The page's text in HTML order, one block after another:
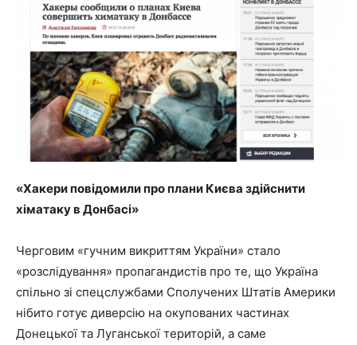
«Хакери повідомили про плани Києва здійснити
хіматаку в Донбасі»
Черговим «гучним викриттям України» стало
«розслідування» пропагандистів про те, що Україна
спільно зі спецслужбами Сполучених Штатів Америки
нібито готує диверсію на окупованих частинах
Донецької та Луганської територій, а саме